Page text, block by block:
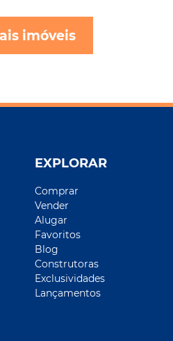
imóveis
EXPLORAR
Comprar
Vender
Alugar
Favoritos
Blog
Construtoras
Exclusividades
Lançamentos